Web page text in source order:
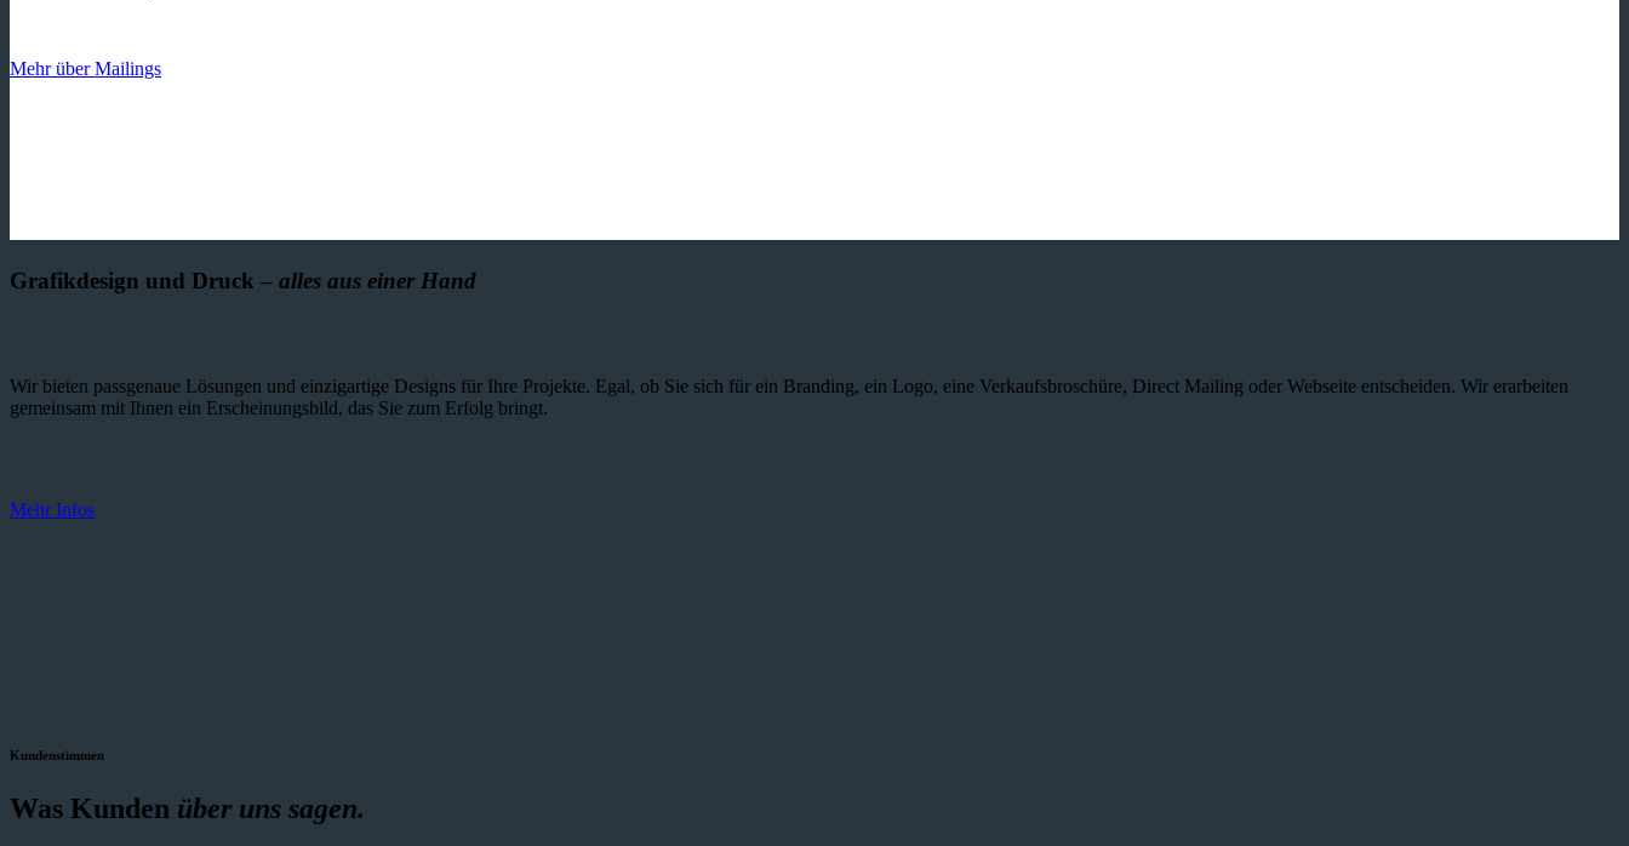
Mehr über Mailings
Grafikdesign und Druck – alles aus einer Hand
Wir bieten passgenaue Lösungen und einzig­artige Designs für Ihre Projekte. Egal, ob Sie sich für ein Branding, ein Logo, eine Verkaufsbroschüre, Direct Mailing oder Webseite entscheiden. Wir erarbeiten
gemeinsam mit Ihnen ein Erscheinungsbild, das Sie zum Erfolg bringt.
Mehr Infos
Kundenstimmen
Was Kunden über uns sagen.